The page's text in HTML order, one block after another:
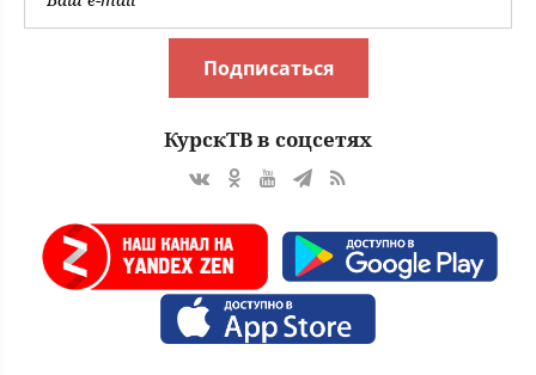
Подписаться
КурскТВ в соцсетях